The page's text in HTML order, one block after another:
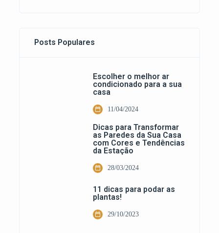
Posts Populares
Escolher o melhor ar
condicionado para a sua
casa
11/04/2024
Dicas para Transformar
as Paredes da Sua Casa
com Cores e Tendências
da Estação
28/03/2024
11 dicas para podar as
plantas!
29/10/2023